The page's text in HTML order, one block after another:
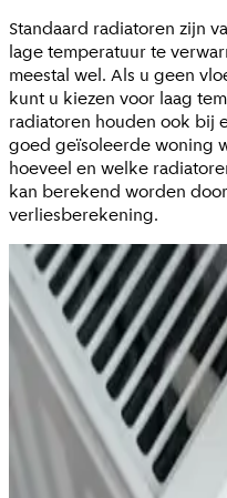
Standaard radiatoren zijn
lage temperatuur te
meestal wel. Als u geen
kunt u kiezen voor laag
radiatoren houden ook bij
goed geïsoleerde woning
hoeveel en welke
kan berekend worden
verliesberekening.